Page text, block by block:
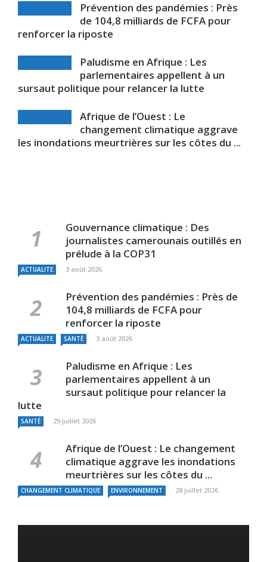
Prévention des pandémies : Près
de 104,8 milliards de FCFA pour
renforcer la riposte
Paludisme en Afrique : Les
parlementaires appellent à un
sursaut politique pour relancer la lutte
Afrique de l’Ouest : Le
changement climatique aggrave
les inondations meurtrières sur les côtes du ...
Gouvernance climatique : Des
journalistes camerounais outillés en
prélude à la COP31
ACTUALITE 3 août 2026
Prévention des pandémies : Près de
104,8 milliards de FCFA pour
renforcer la riposte
ACTUALITE SANTÉ 3 août 2026
Paludisme en Afrique : Les
parlementaires appellent à un
sursaut politique pour relancer la
lutte
SANTÉ 29 juillet 2026
Afrique de l’Ouest : Le changement
climatique aggrave les inondations
meurtrières sur les côtes du ...
CHANGEMENT CLIMATIQUE ENVIRONNEMENT 28 juillet 2026